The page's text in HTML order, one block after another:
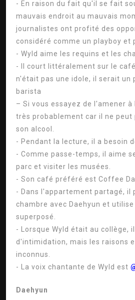
- En raison du fait qu'il se fait
mauvais endroit au mauvais
journalistes ont profité des
considéré comme un playboy et
- Wyld aime les requins et les
- Il court littéralement sur le
n'était pas une idole, il serait un
barista
– Si vous essayez de l'amener
très probablement car il ne
son alcool.
- Pendant la lecture, il a besoin
- Comme passe-temps, il aime
parc et visiter les musées.
- Son café préféré est Coffee
- Dans l'appartement partagé, il
chambre avec Daehyun et
superposé.
- Lorsque Wyld était au collège,
d'intimidation, mais les raisons
inconnus.
- La voix chantante de Wyld est
Daehyun